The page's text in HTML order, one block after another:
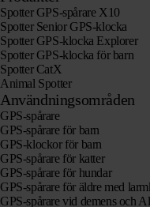
Spotter GPS-spårare X10
Spotter Senior GPS-klocka
Spotter GPS-klocka Explorer
Spotter GPS-klocka för barn
Spotter CatX
Animal Spotter
Användningsområden
GPS-spårare
GPS-spårare för barn
GPS-klockor för barn
GPS-spårare för katter
GPS-spårare för hundar
GPS-spårare för äldre med
GPS-spårare vid demens och